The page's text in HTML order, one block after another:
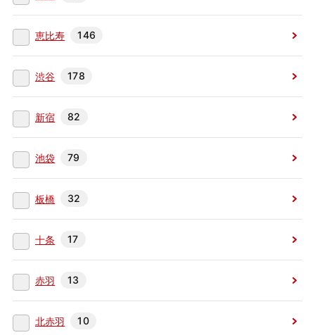
恵比寿 146
渋谷 178
新宿 82
池袋 79
板橋 32
十条 17
赤羽 13
北赤羽 10